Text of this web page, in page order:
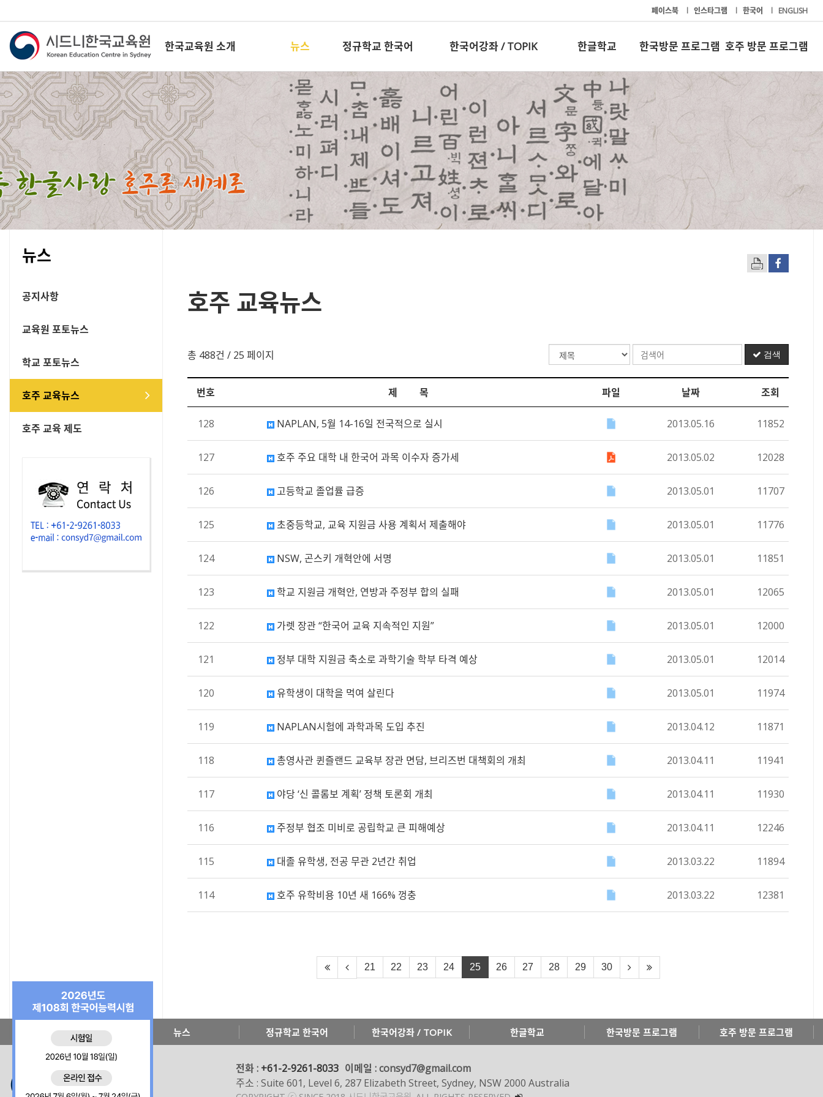
페이스북 l 인스타그램 l 한국어 l ENGLISH
한국교육원 소개 뉴스 정규학교 한국어 한국어강좌 / TOPIK 한글학교 한국방문 프로그램 호주 방문 프로그램
뉴스
공지사항
교육원 포토뉴스
학교 포토뉴스
호주 교육뉴스
호주 교육 제도
호주 교육뉴스
총 488건 / 25 페이지 검색
번호 제 목 파일 날짜 조회
128 NAPLAN, 5월 14-16일 전국적으로 실시 2013.05.16 11852
127 호주 주요 대학 내 한국어 과목 이수자 증가세 2013.05.02 12028
126 고등학교 졸업률 급증 2013.05.01 11707
125 초중등학교, 교육 지원금 사용 계획서 제출해야 2013.05.01 11776
124 NSW, 곤스키 개혁안에 서명 2013.05.01 11851
123 학교 지원금 개혁안, 연방과 주정부 합의 실패 2013.05.01 12065
122 가렛 장관 “한국어 교육 지속적인 지원” 2013.05.01 12000
121 정부 대학 지원금 축소로 과학기술 학부 타격 예상 2013.05.01 12014
120 유학생이 대학을 먹여 살린다 2013.05.01 11974
119 NAPLAN시험에 과학과목 도입 추진 2013.04.12 11871
118 총영사관 퀸즐랜드 교육부 장관 면담, 브리즈번 대책회의 개최 2013.04.11 11941
117 야당 ‘신 콜롬보 계획’ 정책 토론회 개최 2013.04.11 11930
116 주정부 협조 미비로 공립학교 큰 피해예상 2013.04.11 12246
115 대졸 유학생, 전공 무관 2년간 취업 2013.03.22 11894
114 호주 유학비용 10년 새 166% 껑충 2013.03.22 12381
21 22 23 24 25 26 27 28 29 30
한국교육원 소개 뉴스 정규학교 한국어 한국어강좌 / TOPIK 한글학교 한국방문 프로그램 호주 방문 프로그램
전화 : +61-2-9261-8033 이메일 : consyd7@gmail.com
주소 : Suite 601, Level 6, 287 Elizabeth Street, Sydney, NSW 2000 Australia